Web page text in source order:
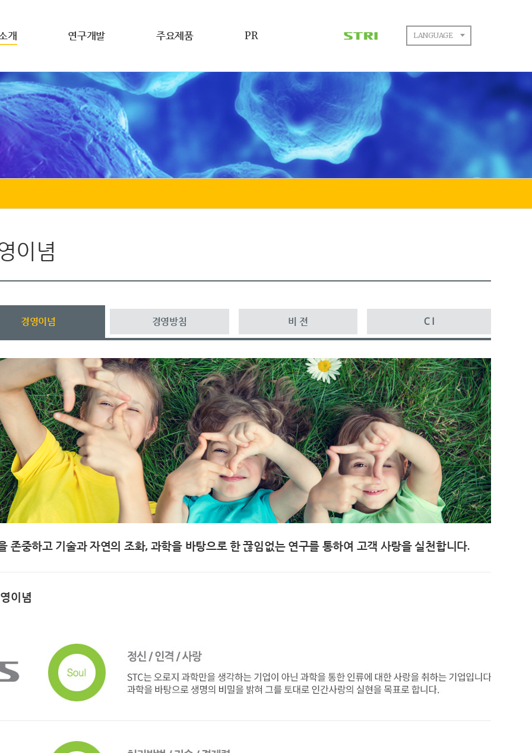
개 연구개발 주요제품 PR LANGUAGE
이념
경영이념 경영방침 비 젼 C I
존중하고 기술과 자연의 조화, 과학을 바탕으로 한 끊임없는 연구를 통하여 고객 사랑을 실천합니다.
이념